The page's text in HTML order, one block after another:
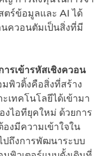
ตร์ข้อมูลและ AI ได้
ควอนตัมเป็นสิ่งที่มี
รเข้ารหัสเชิงควอน
พิวติ้งคือสิ่งที่สร้าง
เทคโนโลยีได้เข้ามา
งไอทียุคใหม่ ด้วยการ
งมีความเข้าใจใน
ปถึงการพัฒนาระบบ